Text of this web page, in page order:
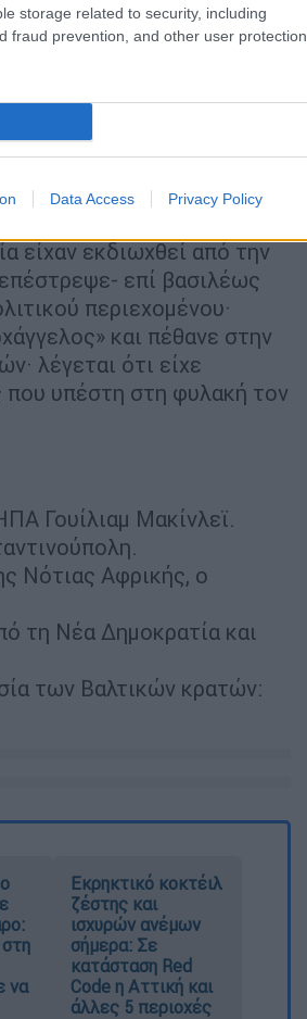
storage related to security, including
fraud prevention, and other user protection.
Data Access Privacy Policy
τη θάλασσα
Νότιας Αφρικής, ο
είχαν εκδιωχθεί από την
επί βασιλέως
περιεχομένου·
και πέθανε στην
λέγεται ότι είχε
που υπέστη στη φυλακή τον
Γουίλιαμ Μακίνλεϊ.
Νότιας Αφρικής, ο
τη Νέα Δημοκρατία και
των Βαλτικών κρατών:
να
Εκρηκτικό κοκτέιλ
ζέστης και
ισχυρών ανέμων
σήμερα: Σε
κατάσταση Red
Code η Αττική και
άλλες 5 περιοχές